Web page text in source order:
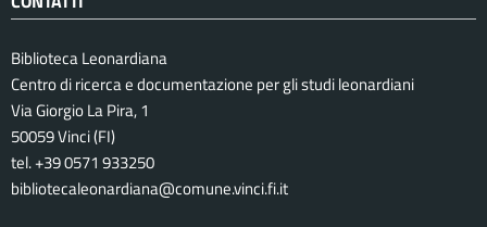
Biblioteca Leonardiana
Centro di ricerca e documentazione per gli studi leonardiani
Via Giorgio La Pira, 1
50059 Vinci (FI)
tel. +39 0571 933250
bibliotecaleonardiana@comune.vinci.fi.it